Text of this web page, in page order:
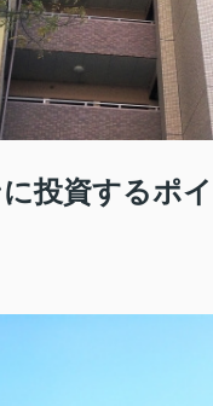
投資するポ